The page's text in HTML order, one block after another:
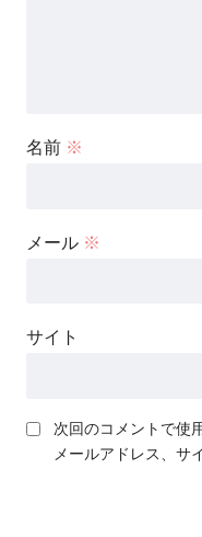
名前 ※
メール ※
サイト
次回のコメントで使
メールアドレス、サ